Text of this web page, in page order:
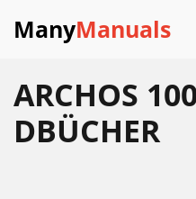
ManyManuals
ARCHOS
DBÜCHER